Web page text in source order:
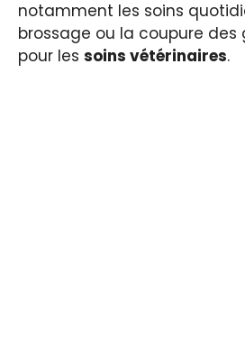
notamment les soins
brossage ou la coupure des
pour les soins vétérinaires.